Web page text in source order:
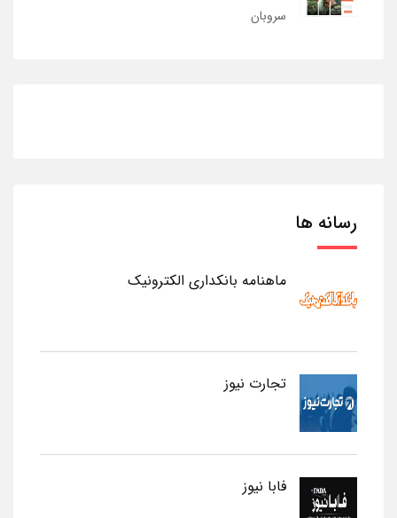
سروبان
رسانه ها
ماهنامه بانکداری الکترونیک
تجارت نیوز
فابا نیوز